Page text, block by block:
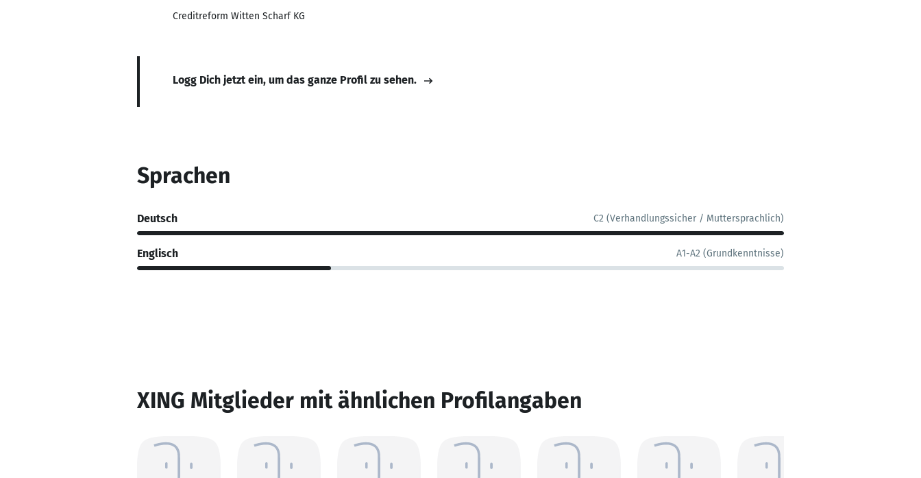
Creditreform Witten Scharf KG
Logg Dich jetzt ein, um das ganze Profil zu sehen.
Sprachen
Deutsch C2 (Verhandlungssicher / Muttersprachlich)
Englisch A1-A2 (Grundkenntnisse)
XING Mitglieder mit ähnlichen Profilangaben